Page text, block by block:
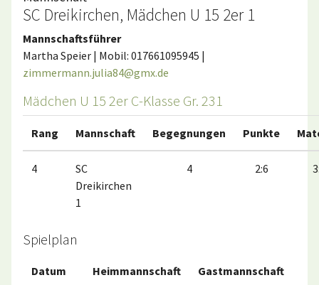
SC Dreikirchen, Mädchen U 15 2er 1
Mannschaftsführer
Martha Speier | Mobil: 017661095945 |
zimmermann.julia84@gmx.de
Mädchen U 15 2er C-Klasse Gr. 231
Rang Mannschaft Begegnungen Punkte
4
SC
Dreikirchen
1
4 2:6
Spielplan
Datum Heimmannschaft Gastmannschaft